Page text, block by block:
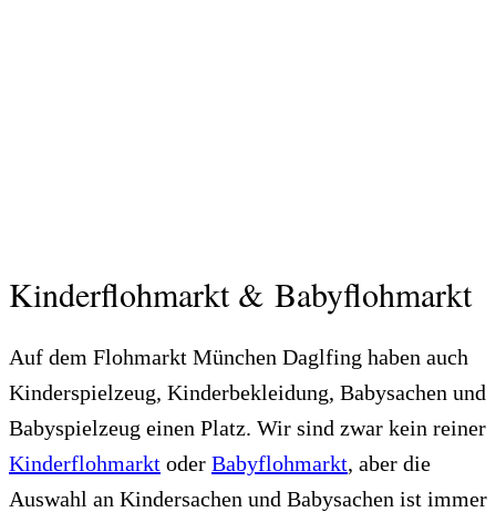
Kinderflohmarkt & Babyflohmarkt
Auf dem Flohmarkt München Daglfing haben auch
Kinderspielzeug, Kinderbekleidung, Babysachen und
Babyspielzeug einen Platz. Wir sind zwar kein reiner
Kinderflohmarkt oder Babyflohmarkt, aber die
Auswahl an Kindersachen und Babysachen ist immer